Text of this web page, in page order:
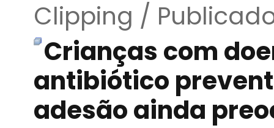
Clipping /
Crianças com
antibiótico
adesão ainda